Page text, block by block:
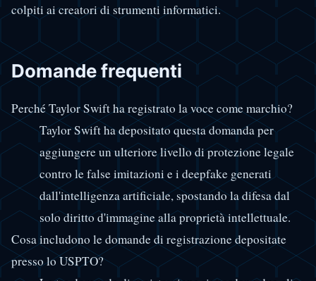
colpiti ai creatori di strumenti informatici.
Domande frequenti
Perché Taylor Swift ha registrato la voce come marchio?
Taylor Swift ha depositato questa domanda per
aggiungere un ulteriore livello di protezione legale
contro le false imitazioni e i deepfake generati
dall'intelligenza artificiale, spostando la difesa dal
solo diritto d'immagine alla proprietà intellettuale.
Cosa includono le domande di registrazione depositate
presso lo USPTO?